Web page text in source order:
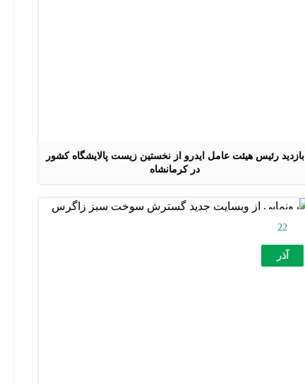
بازدید رئیس هیئت عامل ایدرو از نخستین زیست پالایشگاه کشور
در کرمانشاه
22
آذر